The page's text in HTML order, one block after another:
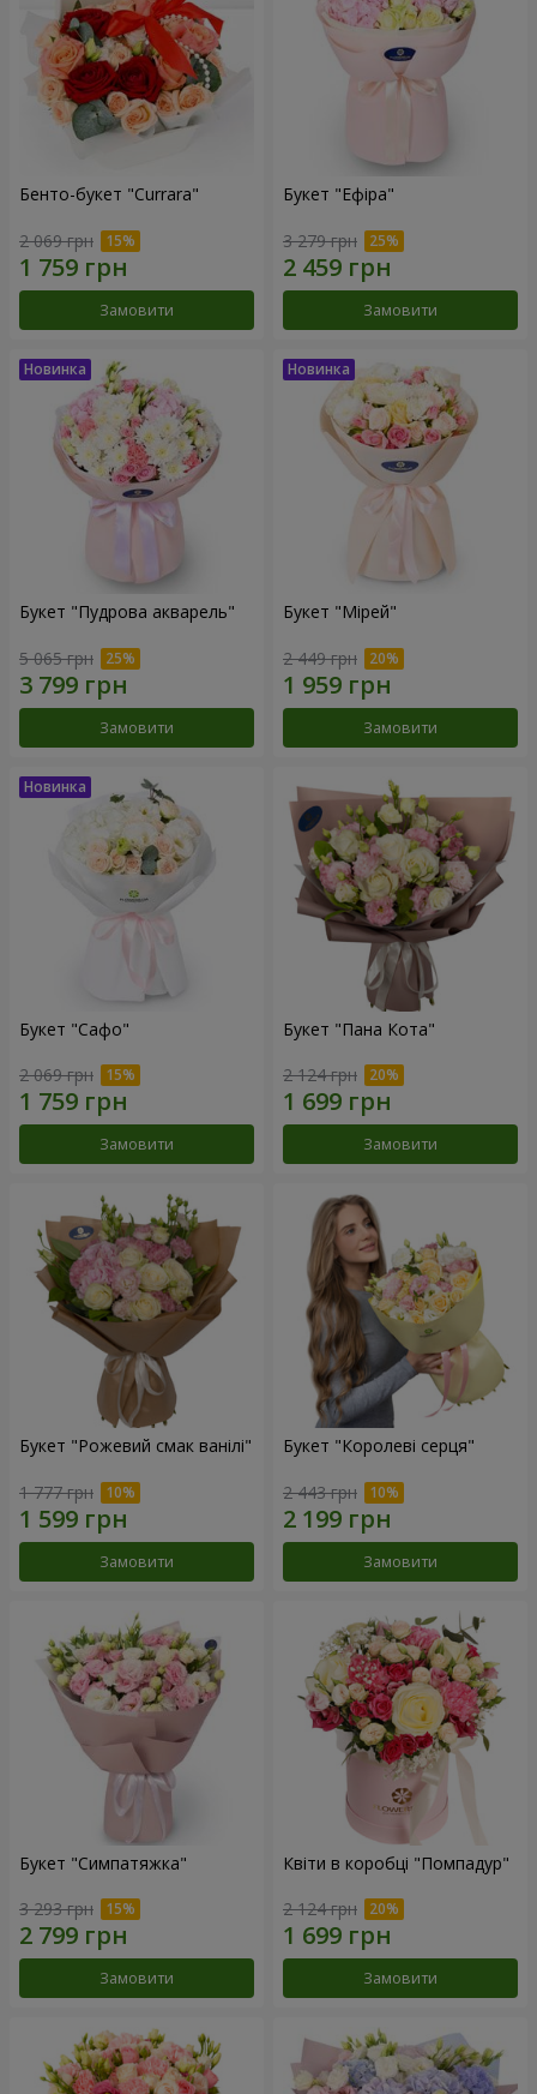
Бенто-букет "Currara"
2 069 грн
Замовити
Букет "Ефіра"
3 279 грн
Замовити
Букет "Пудрова акварель"
5 065 грн
Замовити
Букет "Мірей"
2 449 грн
Замовити
Букет "Сафо"
2 069 грн
Замовити
Букет "Пана Кота"
2 124 грн
Замовити
Букет "Рожевий смак ванілі"
1 777 грн
Замовити
Букет "Королеві серця"
2 443 грн
Замовити
Букет "Симпатяжка"
3 293 грн
Замовити
Квіти в коробці "Помпадур"
2 124 грн
Замовити